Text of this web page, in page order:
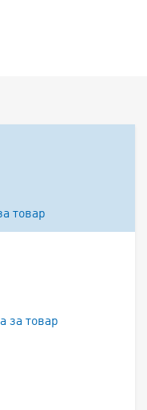
товар
за товар